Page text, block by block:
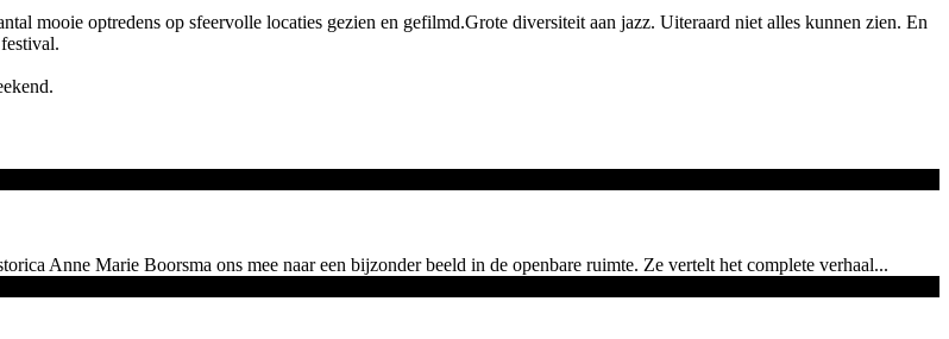
mooie optredens op sfeervolle locaties gezien en gefilmd.Grote diversiteit aan jazz. Uiteraard niet alles kunnen zien. En
Anne Marie Boorsma ons mee naar een bijzonder beeld in de openbare ruimte. Ze vertelt het complete verhaal...